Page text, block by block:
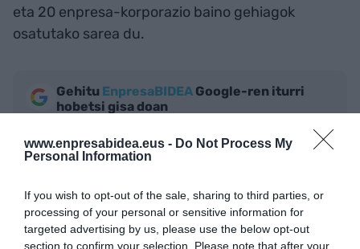
www.enpresabidea.eus - Do Not Process My
Personal Information
If you wish to opt-out of the sale, sharing to third parties, or
processing of your personal or sensitive information for
targeted advertising by us, please use the below opt-out
section to confirm your selection. Please note that after your
eta 20 enpresa-korporazio baino gehiagok
osatutako sarea du.
Gehitu EnpresaBIDEA Google-ren iturri
hobetsi gisa doan